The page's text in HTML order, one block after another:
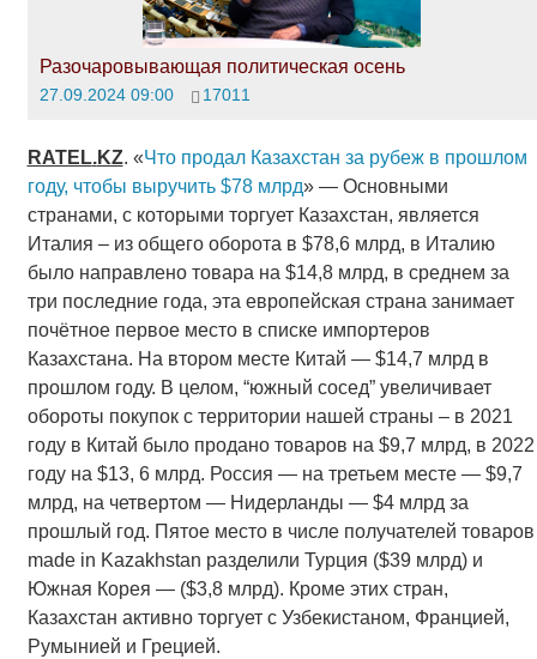
Разочаровывающая политическая осень
27.09.2024 09:00 17011
RATEL.KZ. «Что продал Казахстан за рубеж в прошлом
году, чтобы выручить $78 млрд» — Основными
странами, с которыми торгует Казахстан, является
Италия – из общего оборота в $78,6 млрд, в Италию
было направлено товара на $14,8 млрд, в среднем за
три последние года, эта европейская страна занимает
почётное первое место в списке импортеров
Казахстана. На втором месте Китай — $14,7 млрд в
прошлом году. В целом, “южный сосед” увеличивает
обороты покупок с территории нашей страны – в 2021
году в Китай было продано товаров на $9,7 млрд, в 2022
году на $13, 6 млрд. Россия — на третьем месте — $9,7
млрд, на четвертом — Нидерланды — $4 млрд за
прошлый год. Пятое место в числе получателей товаров
made in Kazakhstan разделили Турция ($39 млрд) и
Южная Корея — ($3,8 млрд). Кроме этих стран,
Казахстан активно торгует с Узбекистаном, Францией,
Румынией и Грецией.